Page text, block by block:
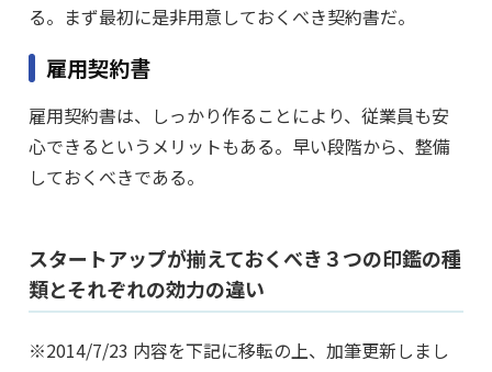
る。まず最初に是非用意しておくべき契約書だ。
雇用契約書
雇用契約書は、しっかり作ることにより、従業員も安
心できるというメリットもある。早い段階から、整備
しておくべきである。
スタートアップが揃えておくべき３つの印鑑の種
類とそれぞれの効力の違い
※2014/7/23 内容を下記に移転の上、加筆更新しまし